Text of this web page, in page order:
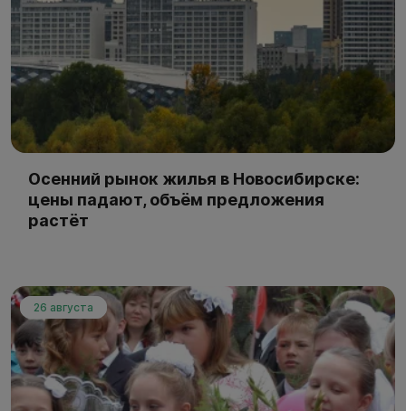
Осенний рынок жилья в Новосибирске:
цены падают, объём предложения
растёт
26 августа